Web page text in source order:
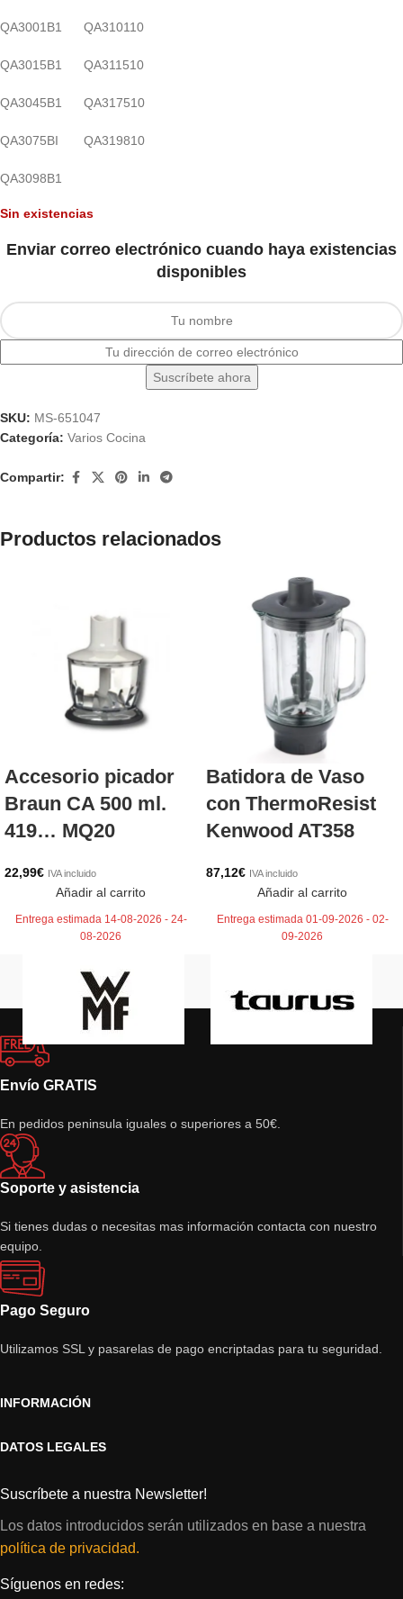
QA3001B1 QA310110
QA3015B1 QA311510
QA3045B1 QA317510
QA3075BI QA319810
QA3098B1
Sin existencias
Enviar correo electrónico cuando haya existencias
disponibles
Suscríbete ahora
SKU: MS-651047
Categoría: Varios Cocina
Compartir:
Productos relacionados
Accesorio picador
Braun CA 500 ml.
419… MQ20
22,99€ IVA incluido
Añadir al carrito
Entrega estimada 14-08-2026 - 24-
08-2026
Batidora de Vaso
con ThermoResist
Kenwood AT358
87,12€ IVA incluido
Añadir al carrito
Entrega estimada 01-09-2026 - 02-
09-2026
Envío GRATIS
En pedidos peninsula iguales o superiores a 50€.
Soporte y asistencia
Si tienes dudas o necesitas mas información contacta con nuestro
equipo.
Pago Seguro
Utilizamos SSL y pasarelas de pago encriptadas para tu seguridad.
INFORMACIÓN
DATOS LEGALES
Suscríbete a nuestra Newsletter!
Los datos introducidos serán utilizados en base a nuestra
política de privacidad.
Síguenos en redes: